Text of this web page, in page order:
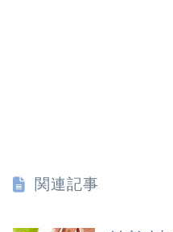
関連記事